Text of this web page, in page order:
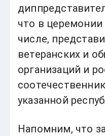
что в церемонии
числе,
ветеранских и
организаций и
указанной
Напомним, что